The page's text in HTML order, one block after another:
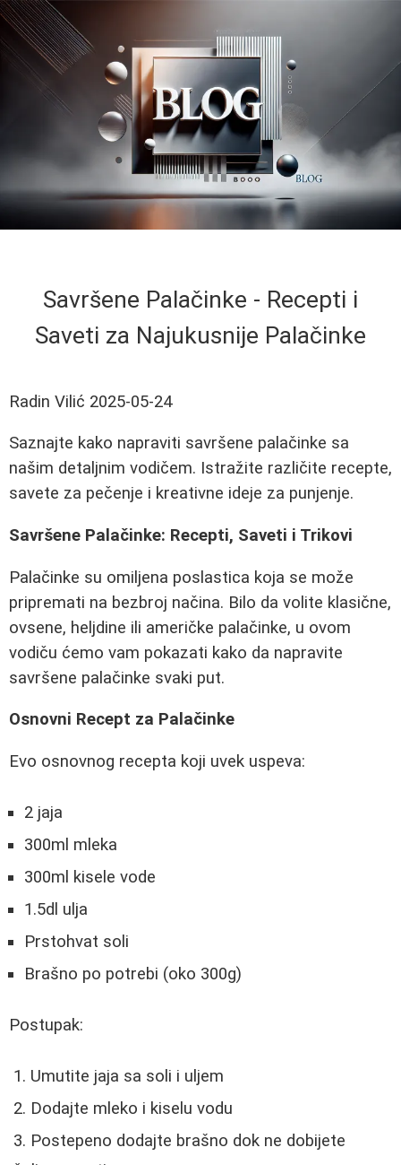
Savršene Palačinke - Recepti i
Saveti za Najukusnije Palačinke
Radin Vilić 2025-05-24
Saznajte kako napraviti savršene palačinke sa
našim detaljnim vodičem. Istražite različite recepte,
savete za pečenje i kreativne ideje za punjenje.
Savršene Palačinke: Recepti, Saveti i Trikovi
Palačinke su omiljena poslastica koja se može
pripremati na bezbroj načina. Bilo da volite klasične,
ovsene, heljdine ili američke palačinke, u ovom
vodiču ćemo vam pokazati kako da napravite
savršene palačinke svaki put.
Osnovni Recept za Palačinke
Evo osnovnog recepta koji uvek uspeva:
2 jaja
300ml mleka
300ml kisele vode
1.5dl ulja
Prstohvat soli
Brašno po potrebi (oko 300g)
Postupak:
Umutite jaja sa soli i uljem
Dodajte mleko i kiselu vodu
Postepeno dodajte brašno dok ne dobijete